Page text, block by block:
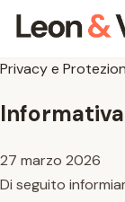
Privacy e
27 marzo 2026
Di seguito